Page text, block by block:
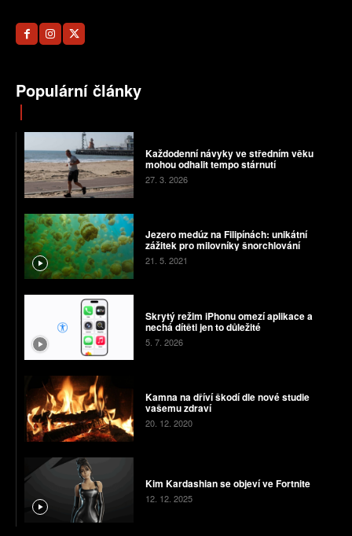
Populární články
Každodenní návyky ve středním věku
mohou odhalit tempo stárnutí
27. 3. 2026
Jezero medúz na Filipínách: unikátní
zážitek pro milovníky šnorchlování
21. 5. 2021
Skrytý režim iPhonu omezí aplikace a
nechá dítěti jen to důležité
5. 7. 2026
Kamna na dříví škodí dle nové studie
vašemu zdraví
20. 12. 2020
Kim Kardashian se objeví ve Fortnite
12. 12. 2025